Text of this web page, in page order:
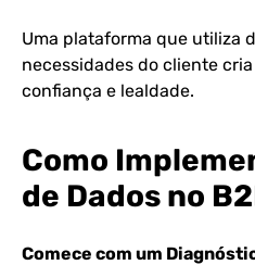
Uma plataforma que utiliza
necessidades do cliente
confiança e lealdade.
Como
de Dados no
Comece com um